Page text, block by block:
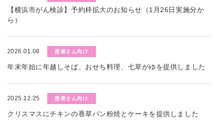
【横浜市がん検診】予約枠拡大のお知らせ（1月26日実施分か
ら）
2026.01.08 患者さん向け
年末年始に年越しそば、おせち料理、七草がゆを提供しました
2025.12.25 患者さん向け
クリスマスにチキンの香草パン粉焼とケーキを提供しました